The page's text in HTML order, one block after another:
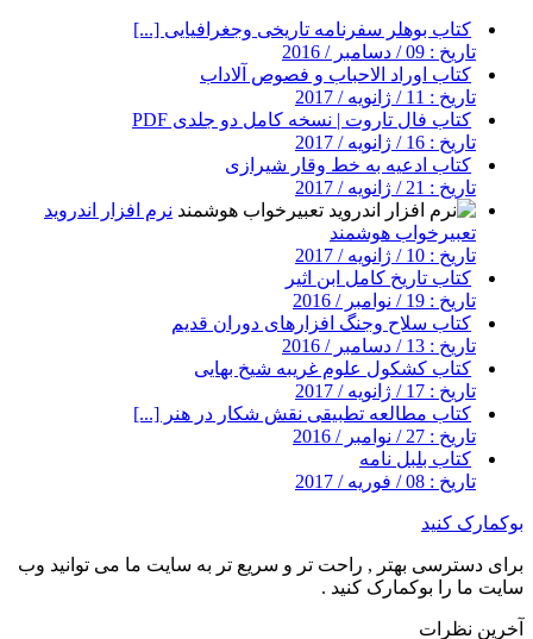
کتاب بوهلر سفرنامه تاریخی وجغرافیایی [...]
تاریخ : 09 / دسامبر / 2016
کتاب اوراد الاحباب و فصوص آلاداب
تاریخ : 11 / ژانویه / 2017
کتاب فال تاروت | نسخه کامل دو جلدی PDF
تاریخ : 16 / ژانویه / 2017
کتاب ادعیه به خط وقار شیرازی
تاریخ : 21 / ژانویه / 2017
نرم افزار اندروید
تعبیرخواب هوشمند
تاریخ : 10 / ژانویه / 2017
کتاب تاریخ کامل ابن اثیر
تاریخ : 19 / نوامبر / 2016
کتاب سلاح وجنگ افزارهای دوران قدیم
تاریخ : 13 / دسامبر / 2016
کتاب کشکول علوم غریبه شیخ بهایی
تاریخ : 17 / ژانویه / 2017
کتاب مطالعه تطبیقی نقش شکار در هنر [...]
تاریخ : 27 / نوامبر / 2016
کتاب بلبل نامه
تاریخ : 08 / فوریه / 2017
بوکمارک کنید
برای دسترسی بهتر , راحت تر و سریع تر به سایت ما می توانید وب
سایت ما را بوکمارک کنید .
آخرین نظرات